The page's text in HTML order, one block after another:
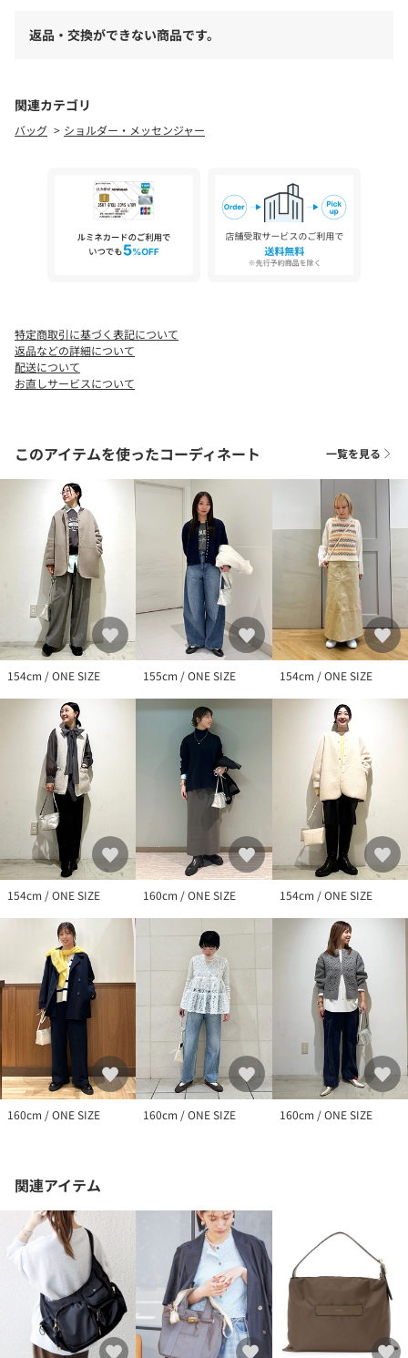
強度のある素材や角と、柔らかな素材や丸みのあるデザインのコ
にはエッジを加えるアイテムを提案する。
※素材の特性上、経年劣化が避けられません。
※光の当たる場所や高温多湿になる場所での保管は避けてくださ
※汗や雨等の水分や摩擦により、他の衣類に色移りする場合があ
りますので、淡色衣類との組み合わせはご注意ください。
※末永く愛用頂く為に、アテンションタグを必ずご確認の上、着
用又はお取り扱い下さい。
※画像の商品はサンプルです。
返品・交換ができない商品です。
関連カテゴリ
バッグ ショルダー・メッセンジャー
特定商取引に基づく表記について
返品などの詳細について
配送について
お直しサービスについて
このアイテムを使ったコーディネート 一覧を見る
154cm / ONE SIZE 155cm / ONE SIZE 154cm / ONE SIZE
154cm / ONE SIZE 160cm / ONE SIZE 154cm / ONE SIZE
160cm / ONE SIZE 160cm / ONE SIZE 160cm / ONE SIZE
関連アイテム